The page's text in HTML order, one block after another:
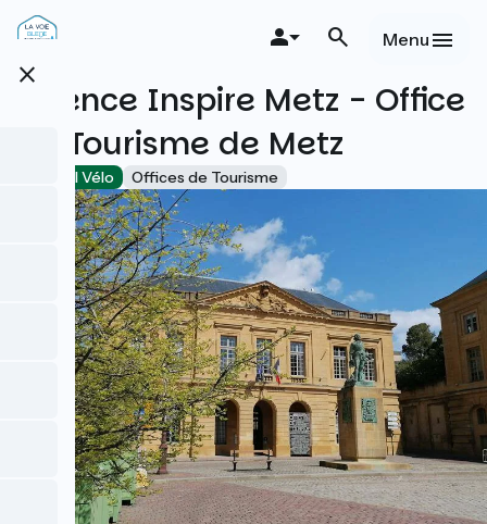
Aller
au
principal
close
Menu
Agence Inspire Metz - Office
de Tourisme de Metz
Accueil Vélo Offices de Tourisme